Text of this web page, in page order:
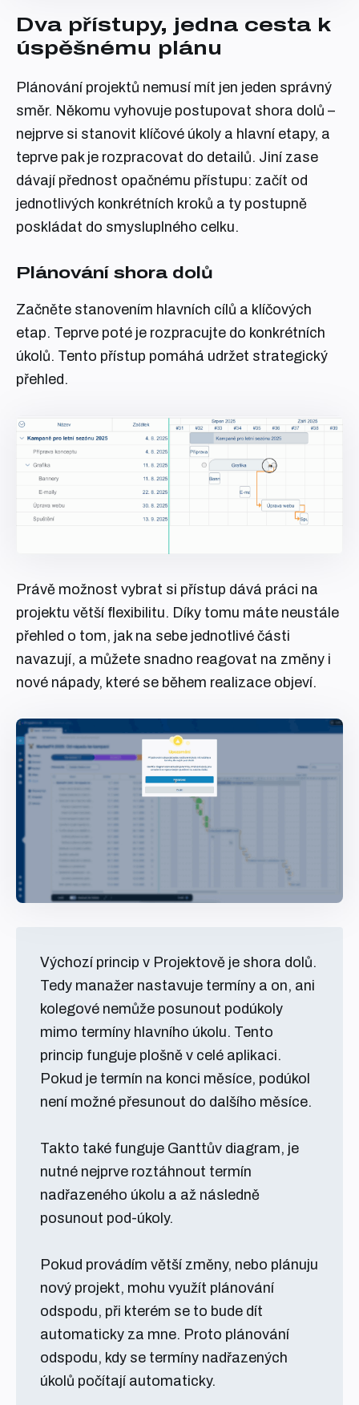
Dva přístupy, jedna cesta k
úspěšnému plánu
Plánování projektů nemusí mít jen jeden správný
směr. Někomu vyhovuje postupovat shora dolů –
nejprve si stanovit klíčové úkoly a hlavní etapy, a
teprve pak je rozpracovat do detailů. Jiní zase
dávají přednost opačnému přístupu: začít od
jednotlivých konkrétních kroků a ty postupně
poskládat do smysluplného celku.
Plánování shora dolů
Začněte stanovením hlavních cílů a klíčových
etap. Teprve poté je rozpracujte do konkrétních
úkolů. Tento přístup pomáhá udržet strategický
přehled.
Právě možnost vybrat si přístup dává práci na
projektu větší flexibilitu. Díky tomu máte neustále
přehled o tom, jak na sebe jednotlivé části
navazují, a můžete snadno reagovat na změny i
nové nápady, které se během realizace objeví.
Výchozí princip v Projektově je shora dolů.
Tedy manažer nastavuje termíny a on, ani
kolegové nemůže posunout podúkoly
mimo termíny hlavního úkolu. Tento
princip funguje plošně v celé aplikaci.
Pokud je termín na konci měsíce, podúkol
není možné přesunout do dalšího měsíce.
Takto také funguje Ganttův diagram, je
nutné nejprve roztáhnout termín
nadřazeného úkolu a až následně
posunout pod-úkoly.
Pokud provádím větší změny, nebo plánuju
nový projekt, mohu využít plánování
odspodu, při kterém se to bude dít
automaticky za mne. Proto plánování
odspodu, kdy se termíny nadřazených
úkolů počítají automaticky.